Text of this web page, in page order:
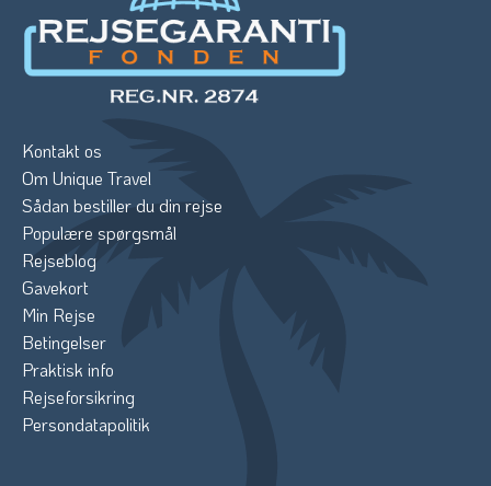
Kontakt os
Om Unique Travel
Sådan bestiller du din rejse
Populære spørgsmål
Rejseblog
Gavekort
Min Rejse
Betingelser
Praktisk info
Rejseforsikring
Persondatapolitik